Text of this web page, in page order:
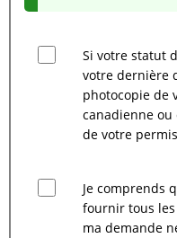
Si votre statut de
votre dernière
photocopie de votre
canadienne
Je comprends
fournir tous
ma demande